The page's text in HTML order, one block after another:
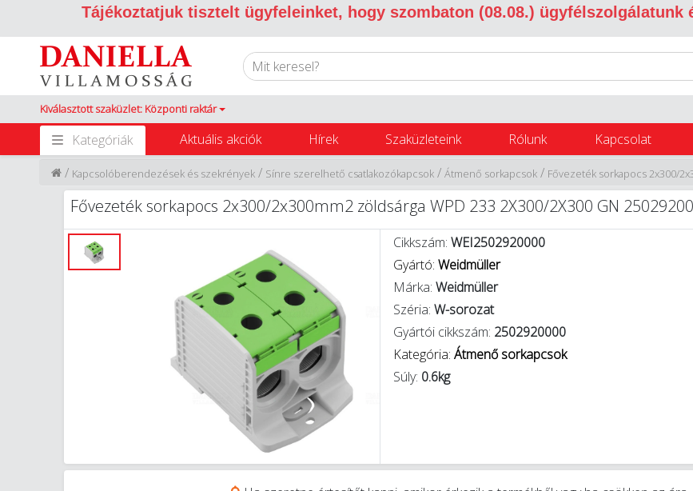
Tájékoztatjuk tisztelt ügyfeleinket, hogy szombaton (08.08.) ügyfélszolgálatunk
Kiválasztott szaküzlet: Központi raktár
Kategóriák Aktuális akciók Hírek Szaküzleteink Rólunk Kapcsolat
Fővezeték sorkapocs 2x300/
/
Átmenő sorkapcsok
/
Sínre szerelhető csatlakozókapcsok
/
Kapcsolóberendezések és szekrények
/
Fővezeték sorkapocs 2x300/2x300mm2 zöldsárga WPD 233 2X300/2X300 GN
Cikkszám: WEI2502920000
Gyártó: Weidmüller
Márka: Weidmüller
Széria: W-sorozat
Gyártói cikkszám: 2502920000
Kategória: Átmenő sorkapcsok
Súly: 0.6kg